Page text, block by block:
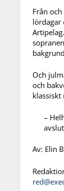
Från
lördagar
Och
och
klassiskt
–
Av: Elin